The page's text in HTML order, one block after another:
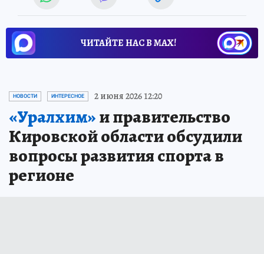
ЧИТАЙТЕ НАС В МАХ!
НОВОСТИ ИНТЕРЕСНОЕ 2 июня 2026 12:20
«Уралхим»и правительство
Кировской области обсудили
вопросы развития спорта в
регионе